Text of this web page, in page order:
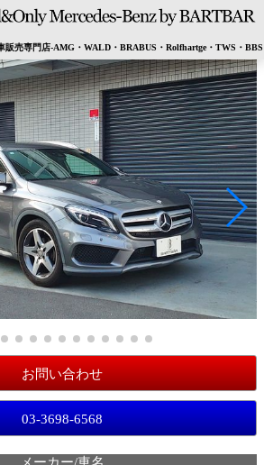
販売専門店-AMG・WALD・BRABUS・Rolfhartge・TWS・BBS
お問い合わせ
03-3698-6568